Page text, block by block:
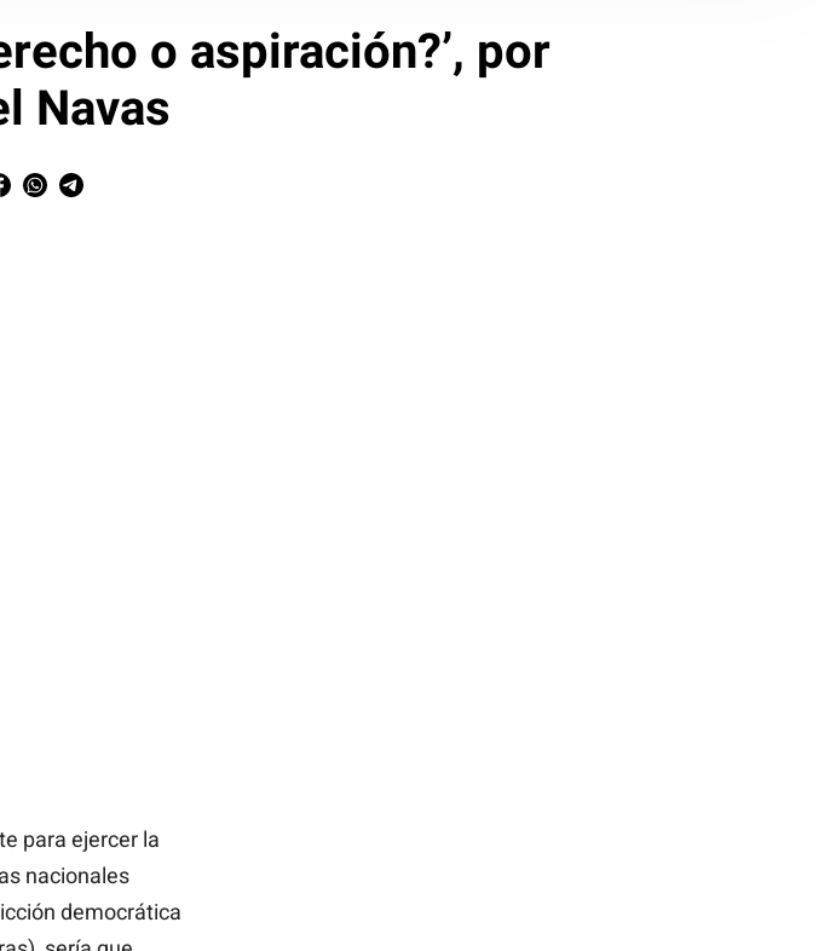
o aspiración?’, por
Navas
para ejercer la
nacionales
democrática